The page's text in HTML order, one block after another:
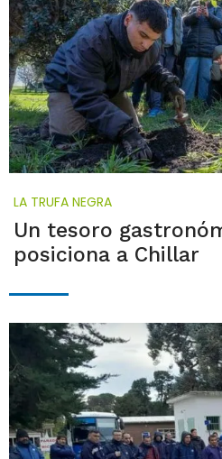
LA TRUFA NEGRA
Un tesoro
posiciona a Chillar